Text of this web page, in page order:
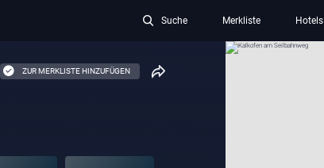
Suche Merkliste Hotels
ZUR MERKLISTE HINZUFÜGEN